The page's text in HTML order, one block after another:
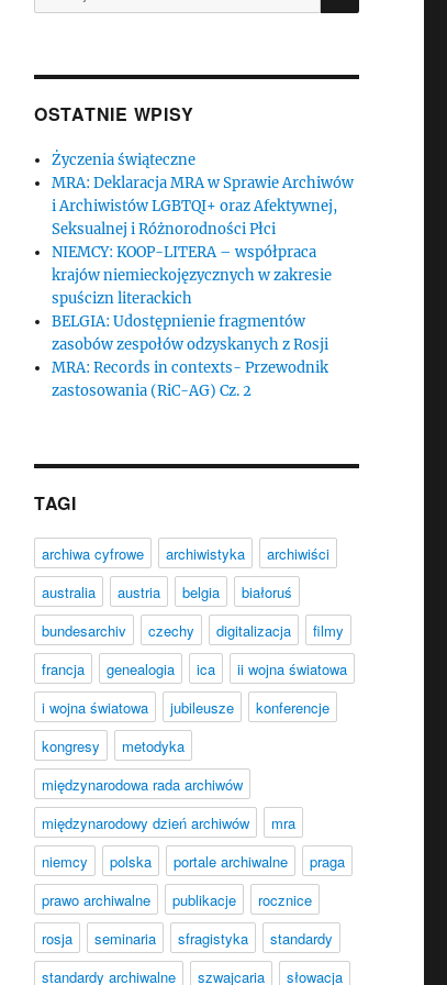
OSTATNIE WPISY
Życzenia świąteczne
MRA: Deklaracja MRA w Sprawie Archiwów
i Archiwistów LGBTQI+ oraz Afektywnej,
Seksualnej i Różnorodności Płci
NIEMCY: KOOP-LITERA – współpraca
krajów niemieckojęzycznych w zakresie
spuścizn literackich
BELGIA: Udostępnienie fragmentów
zasobów zespołów odzyskanych z Rosji
MRA: Records in contexts- Przewodnik
zastosowania (RiC-AG) Cz. 2
TAGI
archiwa cyfrowe archiwistyka
archiwiści
australia
austria belgia
białoruś
bundesarchiv
czechy digitalizacja
filmy
francja
genealogia ica
ii wojna światowa
i wojna światowa
jubileusze
konferencje
kongresy
metodyka
międzynarodowa rada archiwów
międzynarodowy dzień archiwów
mra
niemcy
polska portale archiwalne
praga
prawo archiwalne
publikacje
rocznice
rosja
seminaria sfragistyka
standardy
standardy archiwalne
szwajcaria słowacja